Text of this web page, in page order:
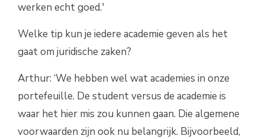
werken echt goed.'
Welke tip kun je iedere academie geven als het
gaat om juridische zaken?
Arthur: ‘We hebben wel wat academies in onze
portefeuille. De student versus de academie is
waar het hier mis zou kunnen gaan. Die algemene
voorwaarden zijn ook nu belangrijk. Bijvoorbeeld,